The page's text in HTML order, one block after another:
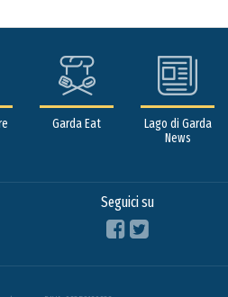
Garda Eat
Lago di Garda
News
Seguici su